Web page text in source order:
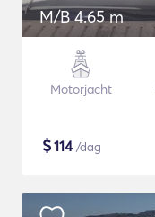
M/B 4.65 m
Motorjacht
$114/dag